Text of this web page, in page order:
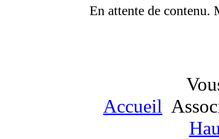
En attente de contenu.
Accueil